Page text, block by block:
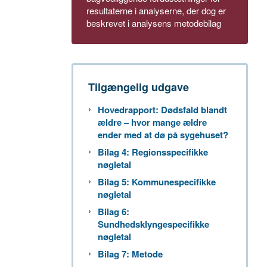
resultaterne i analyserne, der dog er
beskrevet i analysens metodebilag
Tilgængelig udgave
Hovedrapport: Dødsfald blandt
ældre – hvor mange ældre
ender med at dø på sygehuset?
Bilag 4: Regionsspecifikke
nøgletal
Bilag 5: Kommunespecifikke
nøgletal
Bilag 6:
Sundhedsklyngespecifikke
nøgletal
Bilag 7: Metode